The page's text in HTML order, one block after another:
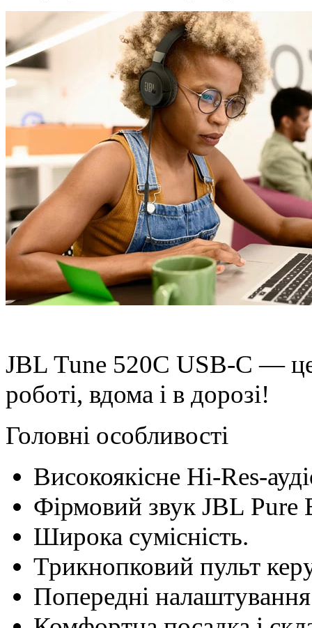
JBL Tune 520C USB-C —
роботі, вдома і в дорозі!
Головні особливості
Високоякісне Hi-Res-
Фірмовий звук JBL Pure
Широка сумісність.
Трикнопковий пульт
Попередні налаштування